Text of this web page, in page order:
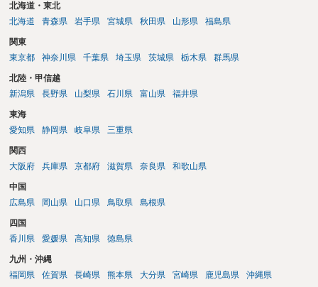
北海道・東北
北海道
青森県 岩手県 宮城県 秋田県 山形県 福島県
関東
東京都
神奈川県 千葉県 埼玉県 茨城県 栃木県 群馬県
北陸・甲信越
新潟県
長野県 山梨県 石川県 富山県 福井県
東海
愛知県
静岡県 岐阜県 三重県
関西
大阪府
兵庫県 京都府 滋賀県 奈良県 和歌山県
中国
広島県
岡山県 山口県 鳥取県 島根県
四国
香川県
愛媛県 高知県 徳島県
九州・沖縄
福岡県
佐賀県 長崎県 熊本県 大分県 宮崎県 鹿児島県 沖縄県